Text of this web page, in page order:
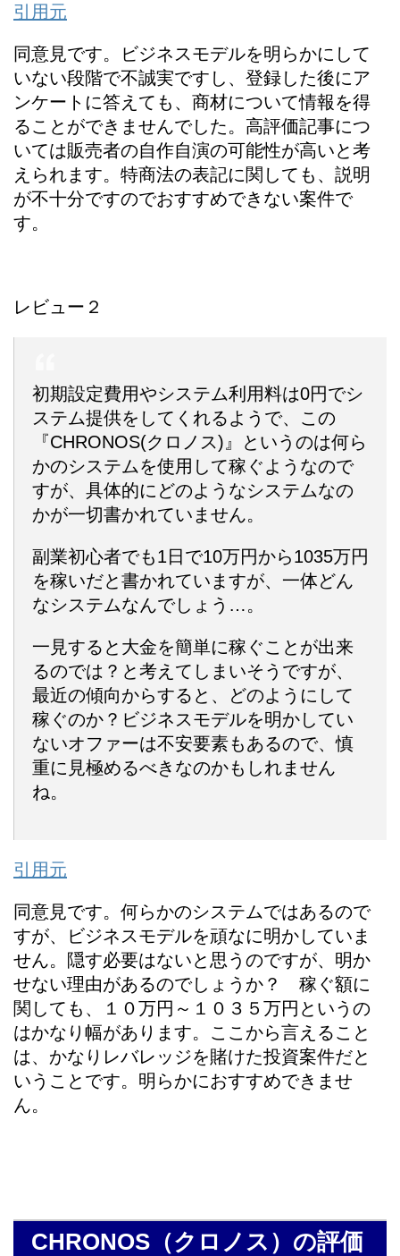
引用元
同意見です。ビジネスモデルを明らかにして
いない段階で不誠実ですし、登録した後にア
ンケートに答えても、商材について情報を得
ることができませんでした。高評価記事につ
いては販売者の自作自演の可能性が高いと考
えられます。特商法の表記に関しても、説明
が不十分ですのでおすすめできない案件で
す。
レビュー２
初期設定費用やシステム利用料は0円でシ
ステム提供をしてくれるようで、この
『CHRONOS(クロノス)』というのは何ら
かのシステムを使用して稼ぐようなので
すが、具体的にどのようなシステムなの
かが一切書かれていません。
副業初心者でも1日で10万円から1035万円
を稼いだと書かれていますが、一体どん
なシステムなんでしょう…。
一見すると大金を簡単に稼ぐことが出来
るのでは？と考えてしまいそうですが、
最近の傾向からすると、どのようにして
稼ぐのか？ビジネスモデルを明かしてい
ないオファーは不安要素もあるので、慎
重に見極めるべきなのかもしれません
ね。
引用元
同意見です。何らかのシステムではあるので
すが、ビジネスモデルを頑なに明かしていま
せん。隠す必要はないと思うのですが、明か
せない理由があるのでしょうか？ 稼ぐ額に
関しても、１０万円～１０３５万円というの
はかなり幅があります。ここから言えること
は、かなりレバレッジを賭けた投資案件だと
いうことです。明らかにおすすめできませ
ん。
CHRONOS（クロノス）の評価